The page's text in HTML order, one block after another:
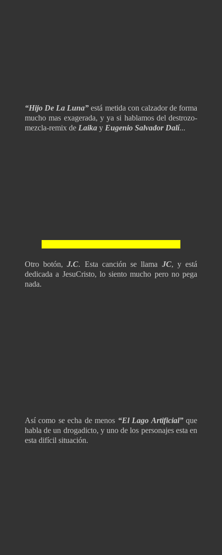
“Hijo De La Luna” está metida con calzador de forma
mucho mas exagerada, y ya si hablamos del destrozo-
mezcla-remix de Laika y Eugenio Salvador Dalí...
Otro botón,J.C. Esta canción se llama JC, y está
dedicada a JesuCristo, lo siento mucho pero no pega
nada.
Así como seecha de menos “El Lago Artificial”que
habla de un drogadicto, y uno de los personajes esta en
esta difícil situación.